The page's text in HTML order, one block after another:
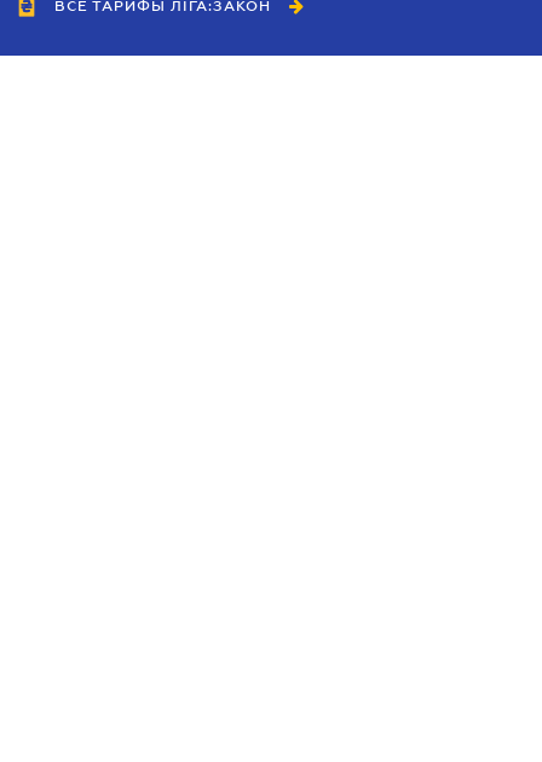
ВСЕ ТАРИФЫ ЛІГА:ЗАКОН